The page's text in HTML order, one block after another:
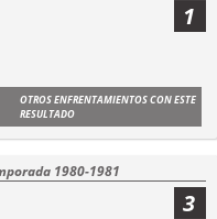
1
OTROS ENFRENTAMIENTOS CON ESTE
RESULTADO
1980-1981
3